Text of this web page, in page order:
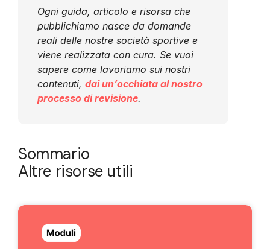
Ogni guida, articolo e risorsa che
pubblichiamo nasce da domande
reali delle nostre società sportive e
viene realizzata con cura. Se vuoi
sapere come lavoriamo sui nostri
contenuti, dai un’occhiata al nostro
processo di revisione.
Sommario
Altre risorse utili